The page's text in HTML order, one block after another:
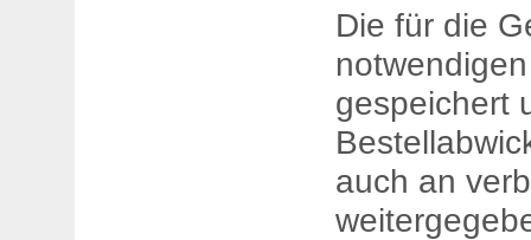
Die für die
gespeichert
auch an